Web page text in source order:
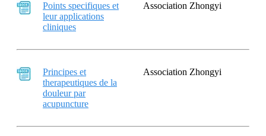
Points specifiques et
leur applications
cliniques
Association Zhongyi
Principes et
therapeutiques de la
douleur par
acupuncture
Association Zhongyi